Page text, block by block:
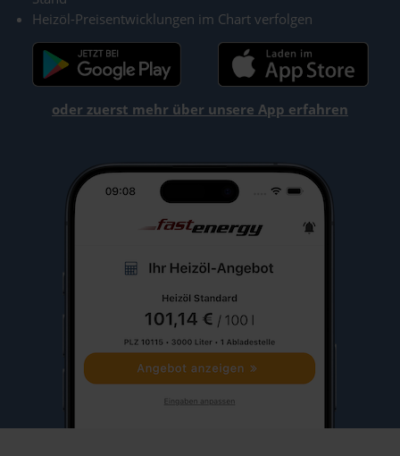
Heizöl-Preisentwicklungen im Chart verfolgen
oder zuerst mehr über unsere App erfahren